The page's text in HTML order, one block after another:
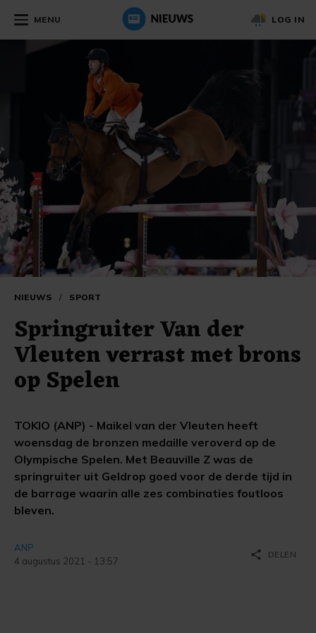
MENU LOG IN
NIEUWS / SPORT
Springruiter Van der
Vleuten verrast met brons
op Spelen
TOKIO (ANP) - Maikel van der Vleuten heeft
woensdag de bronzen medaille veroverd op de
Olympische Spelen. Met Beauville Z was de
springruiter uit Geldrop goed voor de derde tijd in
de barrage waarin alle zes combinaties foutloos
bleven.
ANP
4 augustus 2021 - 13:57
share DELEN